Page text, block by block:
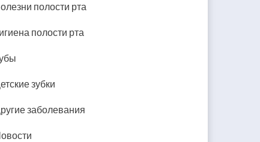
полости рта
полости рта
зубки
заболевания